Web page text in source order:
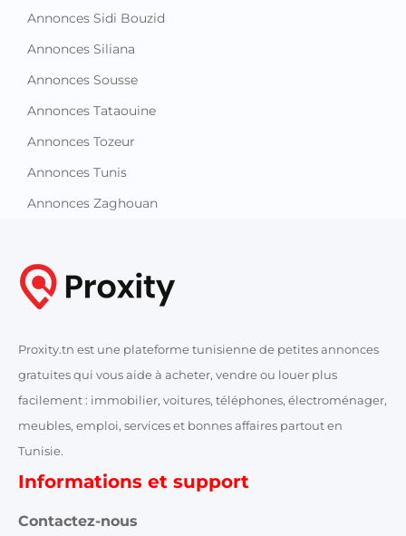
Annonces Sidi Bouzid
Annonces Siliana
Annonces Sousse
Annonces Tataouine
Annonces Tozeur
Annonces Tunis
Annonces Zaghouan
Proxity.tn est une plateforme tunisienne de petites annonces
gratuites qui vous aide à acheter, vendre ou louer plus
facilement : immobilier, voitures, téléphones, électroménager,
meubles, emploi, services et bonnes affaires partout en
Tunisie.
Informations et support
Contactez-nous